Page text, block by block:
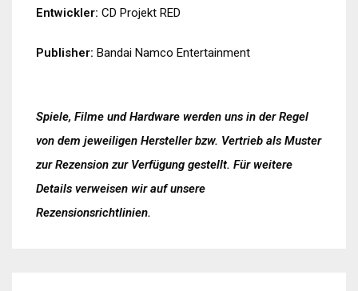
Entwickler: CD Projekt RED
Publisher: Bandai Namco Entertainment
Spiele, Filme und Hardware werden uns in der Regel
von dem jeweiligen Hersteller bzw. Vertrieb als Muster
zur Rezension zur Verfügung gestellt. Für weitere
Details verweisen wir auf unsere
Rezensionsrichtlinien.